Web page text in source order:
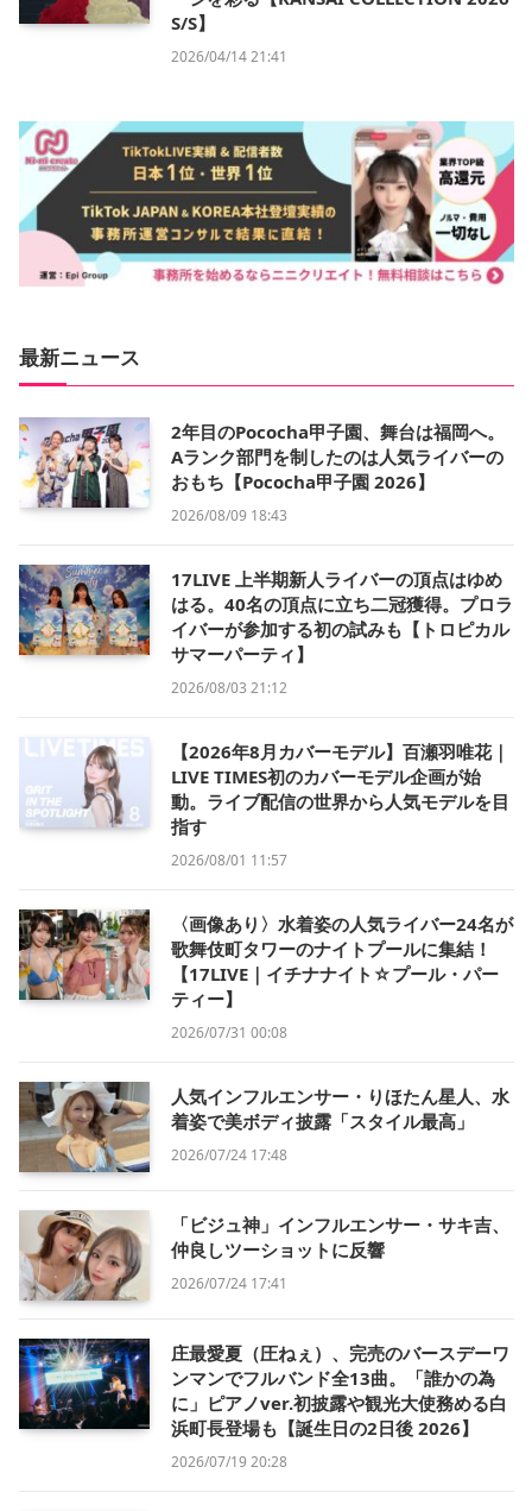
S/S】
2026/04/14 21:41
最新ニュース
2年目のPococha甲子園、舞台は福岡へ。
Aランク部門を制したのは人気ライバーの
おもち【Pococha甲子園 2026】
2026/08/09 18:43
17LIVE 上半期新人ライバーの頂点はゆめ
はる。40名の頂点に立ち二冠獲得。プロラ
イバーが参加する初の試みも【トロピカル
サマーパーティ】
2026/08/03 21:12
【2026年8月カバーモデル】百瀬羽唯花｜
LIVE TIMES初のカバーモデル企画が始
動。ライブ配信の世界から人気モデルを目
指す
2026/08/01 11:57
〈画像あり〉水着姿の人気ライバー24名が
歌舞伎町タワーのナイトプールに集結！
【17LIVE｜イチナナイト☆プール・パー
ティー】
2026/07/31 00:08
人気インフルエンサー・りほたん星人、水
着姿で美ボディ披露「スタイル最高」
2026/07/24 17:48
「ビジュ神」インフルエンサー・サキ吉、
仲良しツーショットに反響
2026/07/24 17:41
庄最愛夏（圧ねぇ）、完売のバースデーワ
ンマンでフルバンド全13曲。「誰かの為
に」ピアノver.初披露や観光大使務める白
浜町長登場も【誕生日の2日後 2026】
2026/07/19 20:28